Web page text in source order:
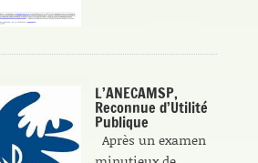
L’ANECAMSP,
Reconnue d’Utilité
Publique
Après un examen